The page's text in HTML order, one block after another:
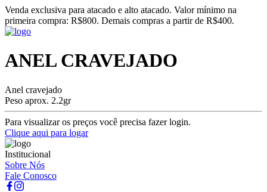
Venda exclusiva para atacado e alto atacado. Valor mínimo na
primeira compra: R$800. Demais compras a partir de R$400.
ANEL CRAVEJADO
Anel cravejado
Peso aprox. 2.2gr
Para visualizar os preços você precisa fazer login.
Clique aqui para logar
Institucional
Sobre Nós
Fale Conosco